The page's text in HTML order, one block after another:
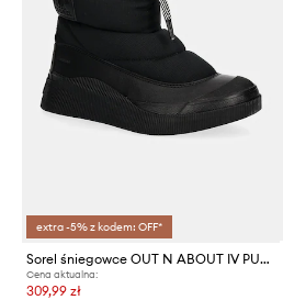
extra -5% z kodem: OFF*
Sorel śniegowce OUT N ABOUT IV PUFFY WP
Cena aktualna:
309,99 zł